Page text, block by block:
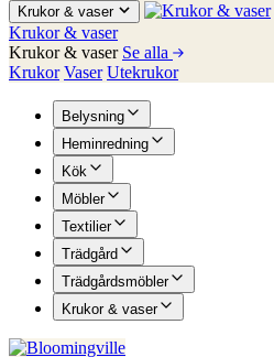
Krukor & vaser
Krukor & vaser
Krukor & vaser Se alla
Krukor Vaser Utekrukor
Belysning
Heminredning
Kök
Möbler
Textilier
Trädgård
Trädgårdsmöbler
Krukor & vaser